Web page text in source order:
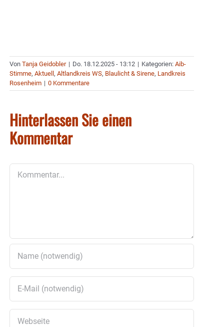
Von Tanja Geidobler | Do. 18.12.2025 - 13:12 | Kategorien: Aib-
Stimme, Aktuell , Altlandkreis WS, Blaulicht & Sirene, Landkreis
Rosenheim | 0 Kommentare
Hinterlassen Sie einen
Kommentar